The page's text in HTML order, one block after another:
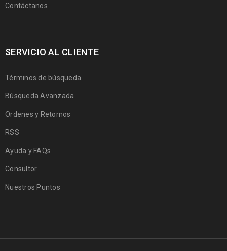
Contáctanos
SERVICIO AL CLIENTE
Términos de búsqueda
Búsqueda Avanzada
Ordenes y Retornos
RSS
Ayuda y FAQs
Consultor
Nuestros Puntos